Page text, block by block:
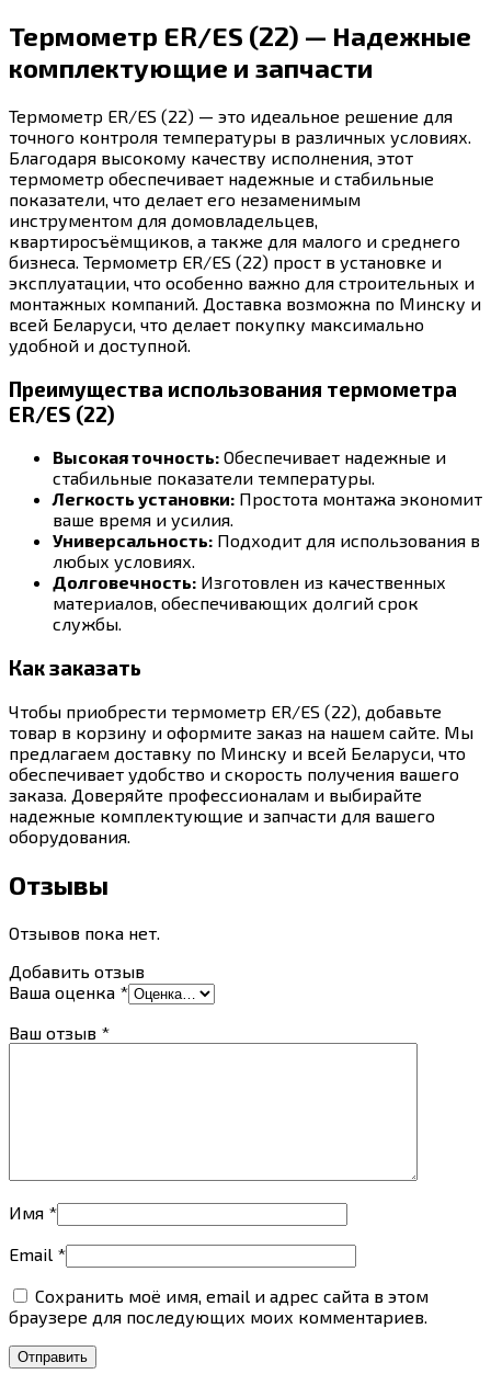
Термометр ER/ES (22) — Надежные
комплектующие и запчасти
Термометр ER/ES (22) — это идеальное решение для
точного контроля температуры в различных условиях.
Благодаря высокому качеству исполнения, этот
термометр обеспечивает надежные и стабильные
показатели, что делает его незаменимым
инструментом для домовладельцев,
квартиросъёмщиков, а также для малого и среднего
бизнеса. Термометр ER/ES (22) прост в установке и
эксплуатации, что особенно важно для строительных и
монтажных компаний. Доставка возможна по Минску и
всей Беларуси, что делает покупку максимально
удобной и доступной.
Преимущества использования термометра
ER/ES (22)
Высокая точность: Обеспечивает надежные и
стабильные показатели температуры.
Легкость установки: Простота монтажа экономит
ваше время и усилия.
Универсальность: Подходит для использования в
любых условиях.
Долговечность: Изготовлен из качественных
материалов, обеспечивающих долгий срок
службы.
Как заказать
Чтобы приобрести термометр ER/ES (22), добавьте
товар в корзину и оформите заказ на нашем сайте. Мы
предлагаем доставку по Минску и всей Беларуси, что
обеспечивает удобство и скорость получения вашего
заказа. Доверяйте профессионалам и выбирайте
надежные комплектующие и запчасти для вашего
оборудования.
Отзывы
Отзывов пока нет.
Добавить отзыв
Ваша оценка *
Ваш отзыв *
Имя *
Email *
Сохранить моё имя, email и адрес сайта в этом
браузере для последующих моих комментариев.